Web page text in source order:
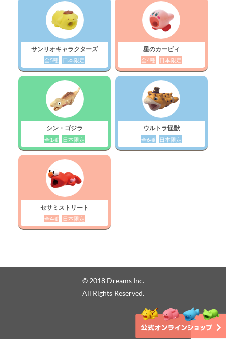
サンリオキャラクターズ
全5種 日本限定
星のカービィ
全4種 日本限定
シン・ゴジラ
全1種 日本限定
ウルトラ怪獣
全6種 日本限定
セサミストリート
全4種 日本限定
© 2018 Dreams Inc.
All Rights Reserved.